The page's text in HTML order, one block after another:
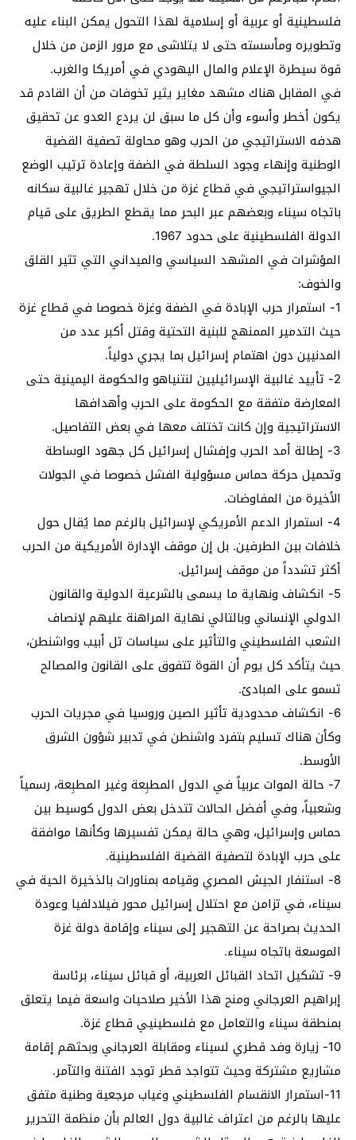
فلسطينية أو عربية أو إسلامية لهذا التحول يمكن البناء عليه
وتطويره ومأسسته حتى لا يتلاشى مع مرور الزمن من خلال
قوة سيطرة الإعلام والمال اليهودي في أمريكا والغرب.
في المقابل هناك مشهد مغاير يثير تخوفات من أن القادم قد
يكون أخطر وأسوء وأن كل ما سبق لن يردع العدو عن تحقيق
هدفه الاستراتيجي من الحرب وهو محاولة تصفية القضية
الوطنية وإنهاء وجود السلطة في الضفة وإعادة ترتيب الوضع
الجيواستراتيجي في قطاع غزة من خلال تهجير غالبية سكانه
باتجاه سيناء وبعضهم عبر البحر مما يقطع الطريق على قيام
الدولة الفلسطينية على حدود 1967.
المؤشرات في المشهد السياسي والميداني التي تثير القلق
والخوف:
1- استمرار حرب الإبادة في الضفة وغزة خصوصا في قطاع غزة
حيث التدمير الممنهج للبنية التحتية وقتل أكبر عدد من
المدنيين دون اهتمام إسرائيل بما يجري دولياً.
2- تأييد غالبية الإسرائيليين لنتنياهو والحكومة اليمينية حتى
المعارضة متفقة مع الحكومة على الحرب وأهدافها
الاستراتيجية وإن كانت تختلف معها في بعض التفاصيل.
3- إطالة أمد الحرب وإفشال إسرائيل كل جهود الوساطة
وتحميل حركة حماس مسؤولية الفشل خصوصا في الجولات
الأخيرة من المفاوضات.
4- استمرار الدعم الأمريكي لإسرائيل بالرغم مما يُقال حول
خلافات بين الطرفين. بل إن موقف الإدارة الأمريكية من الحرب
أكثر تشدداً من موقف إسرائيل.
5- انكشاف ونهاية ما يسمى بالشرعية الدولية والقانون
الدولي الإنساني وبالتالي نهاية المراهنة عليهم لإنصاف
الشعب الفلسطيني والتأثير على سياسات تل أبيب وواشنطن،
حيث يتأكد كل يوم أن القوة تتفوق على القانون والمصالح
تسمو على المبادئ.
6- انكشاف محدودية تأثير الصين وروسيا في مجريات الحرب
وكأن هناك تسليم بتفرد واشنطن في تدبير شؤون الشرق
الأوسط.
7- حالة الموات عربياً في الدول المطبِعة وغير المطبِعة، رسمياً
وشعبياً، وفي أفضل الحالات تتدخل بعض الدول كوسيط بين
حماس وإسرائيل، وهي حالة يمكن تفسيرها وكأنها موافقة
على حرب الإبادة لتصفية القضية الفلسطينية.
8- استنفار الجيش المصري وقيامه بمناورات بالذخيرة الحية في
سيناء، في تزامن مع احتلال إسرائيل محور فيلادلفيا وعودة
الحديث بصراحة عن التهجير إلى سيناء وإقامة دولة غزة
الموسعة باتجاه سيناء.
9- تشكيل اتحاد القبائل العربية، أو قبائل سيناء، برئاسة
إبراهيم العرجاني ومنح هذا الأخير صلاحيات واسعة فيما يتعلق
بمنطقة سيناء والتعامل مع فلسطينيي قطاع غزة.
10- زيارة وفد قطري لسيناء ومقابلة العرجاني وبحثهم إقامة
مشاريع مشتركة وحيث تتواجد قطر توجد الفتنة والتآمر.
11-استمرار الانقسام الفلسطيني وغياب مرجعية وطنية متفق
عليها بالرغم من اعتراف غالبية دول العالم بأن منظمة التحرير